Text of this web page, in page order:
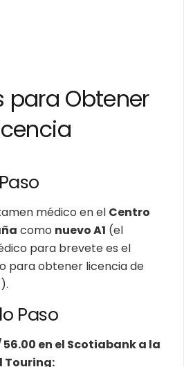
para Obtener
médico en el Centro
como nuevo A1 (el
para brevete es el
para obtener licencia de
Paso
56.00 en el Scotiabank a la
Touring: